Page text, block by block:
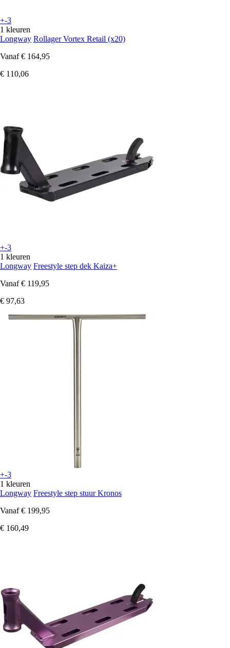
+-3
1 kleuren
Longway Rollager Vortex Retail (x20)
Vanaf € 164,95
€ 110,06
+-3
1 kleuren
Longway Freestyle step dek Kaiza+
Vanaf € 119,95
€ 97,63
+-3
1 kleuren
Longway Freestyle step stuur Kronos
Vanaf € 199,95
€ 160,49